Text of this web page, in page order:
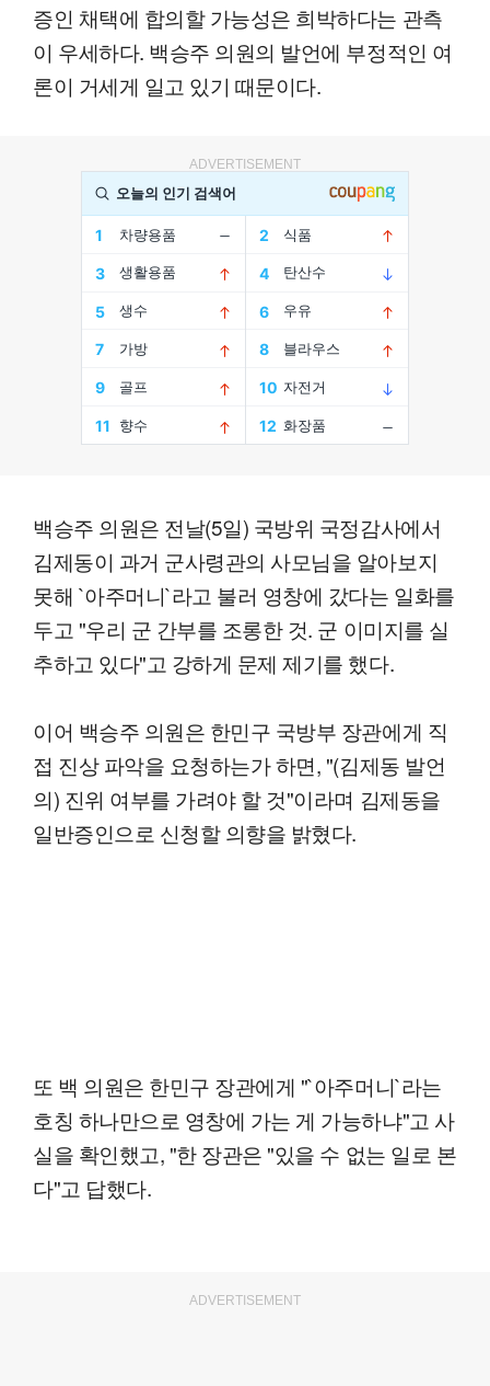
증인 채택에 합의할 가능성은 희박하다는 관측
이 우세하다. 백승주 의원의 발언에 부정적인 여
론이 거세게 일고 있기 때문이다.
ADVERTISEMENT
백승주 의원은 전날(5일) 국방위 국정감사에서
김제동이 과거 군사령관의 사모님을 알아보지
못해 `아주머니`라고 불러 영창에 갔다는 일화를
두고 "우리 군 간부를 조롱한 것. 군 이미지를 실
추하고 있다"고 강하게 문제 제기를 했다.
이어 백승주 의원은 한민구 국방부 장관에게 직
접 진상 파악을 요청하는가 하면, "(김제동 발언
의) 진위 여부를 가려야 할 것"이라며 김제동을
일반증인으로 신청할 의향을 밝혔다.
또 백 의원은 한민구 장관에게 "`아주머니`라는
호칭 하나만으로 영창에 가는 게 가능하냐"고 사
실을 확인했고, "한 장관은 "있을 수 없는 일로 본
다"고 답했다.
ADVERTISEMENT